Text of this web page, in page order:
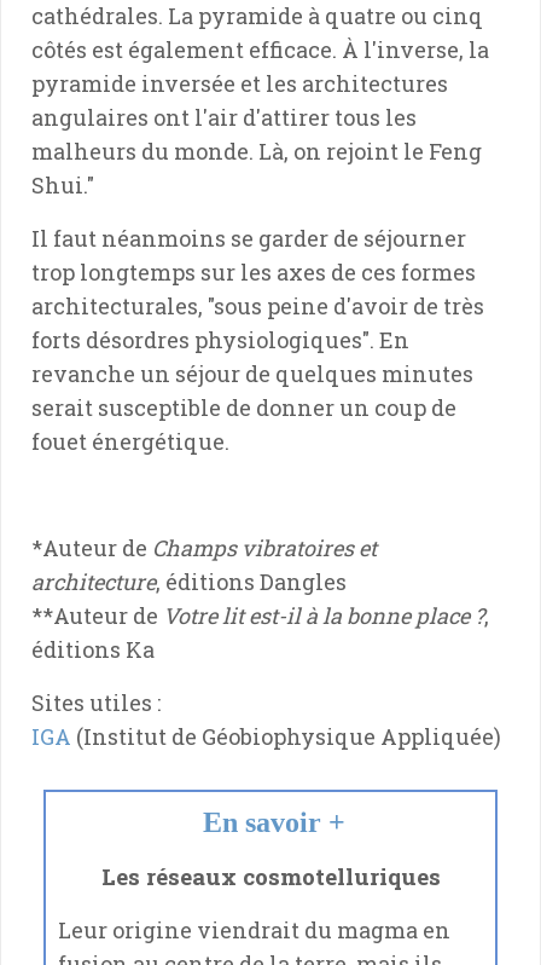
cathédrales. La pyramide à quatre ou cinq
côtés est également efficace. À l'inverse, la
pyramide inversée et les architectures
angulaires ont l'air d'attirer tous les
malheurs du monde. Là, on rejoint le Feng
Shui."
Il faut néanmoins se garder de séjourner
trop longtemps sur les axes de ces formes
architecturales, "sous peine d'avoir de très
forts désordres physiologiques". En
revanche un séjour de quelques minutes
serait susceptible de donner un coup de
fouet énergétique.
*Auteur de Champs vibratoires et
architecture, éditions Dangles
**Auteur de Votre lit est-il à la bonne place ?,
éditions Ka
Sites utiles :
IGA (Institut de Géobiophysique Appliquée)
En savoir +
Les réseaux cosmotelluriques
Leur origine viendrait du magma en